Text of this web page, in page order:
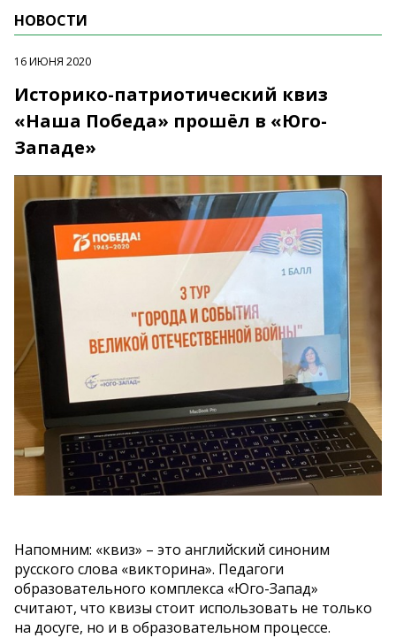
НОВОСТИ
16 ИЮНЯ 2020
Историко-патриотический квиз
«Наша Победа» прошёл в «Юго-
Западе»
Напомним: «квиз» – это английский синоним
русского слова «викторина». Педагоги
образовательного комплекса «Юго-Запад»
считают, что квизы стоит использовать не только
на досуге, но и в образовательном процессе.